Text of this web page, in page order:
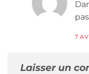
7
Laisser un